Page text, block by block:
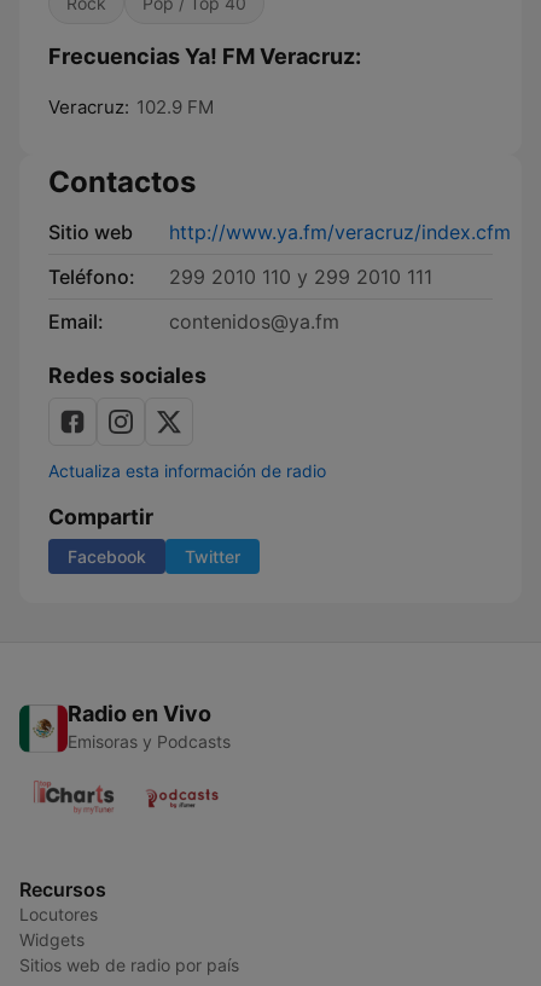
Frecuencias Ya! FM Veracruz:
Veracruz: 102.9 FM
Contactos
Sitio web
http://www.ya.fm/veracruz/index.cfm
Teléfono:
299 2010 110 y 299 2010 111
Email:
contenidos@ya.fm
Redes sociales
Actualiza esta información de radio
Compartir
Facebook Twitter
Radio en Vivo
Emisoras y Podcasts
Recursos
Locutores
Widgets
Sitios web de radio por país